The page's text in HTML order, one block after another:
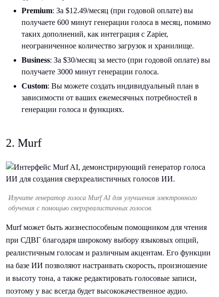
Premium: За $12.49/месяц (при годовой оплате) вы
получаете 600 минут генерации голоса в месяц, помимо
таких дополнений, как интеграция с Zapier,
неограниченное количество загрузок и хранилище.
Business: За $30/месяц за место (при годовой оплате) вы
получаете 3000 минут генерации голоса.
Custom: Вы можете создать индивидуальный план в
зависимости от ваших ежемесячных потребностей в
генерации голоса и функциях.
2. Murf
Изучите генератор голоса Murf AI для улучшения электронного
обучения с помощью сверхреалистичных голосов.
Murf может быть жизнеспособным помощником для чтения
при СДВГ благодаря широкому выбору языковых опций,
реалистичным голосам и различным акцентам. Его функции
на базе ИИ позволяют настраивать скорость, произношение
и высоту тона, а также редактировать голосовые записи,
поэтому у вас всегда будет высококачественное аудио.